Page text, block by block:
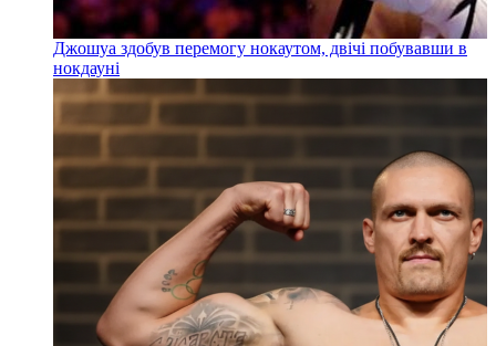
Джошуа здобув перемогу нокаутом, двічі побувавши в
нокдауні